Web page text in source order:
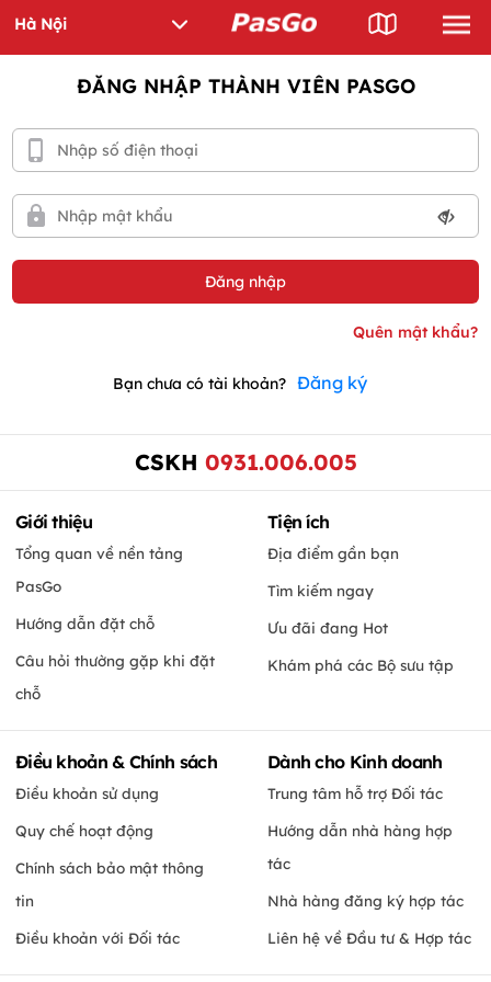
ĐĂNG NHẬP THÀNH VIÊN PASGO
Bạn chưa có tài khoản? Đăng ký
CSKH 0931.006.005
Giới thiệu
Tổng quan về nền tảng
PasGo
Hướng dẫn đặt chỗ
Câu hỏi thường gặp khi đặt
chỗ
Tiện ích
Địa điểm gần bạn
Tìm kiếm ngay
Ưu đãi đang Hot
Khám phá các Bộ sưu tập
Điều khoản & Chính sách
Điều khoản sử dụng
Quy chế hoạt động
Chính sách bảo mật thông
tin
Điều khoản với Đối tác
Dành cho Kinh doanh
Trung tâm hỗ trợ Đối tác
Hướng dẫn nhà hàng hợp
tác
Nhà hàng đăng ký hợp tác
Liên hệ về Đầu tư & Hợp tác